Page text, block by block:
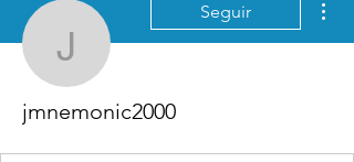
jmnemonic2000
Seguir
jmnemonic2000